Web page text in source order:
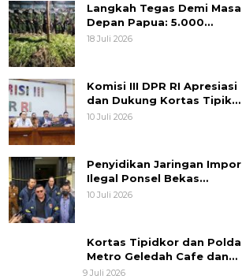
Langkah Tegas Demi Masa
Depan Papua: 5.000
Batang Ganja Berhasil
18 Juli 2026
Komisi III DPR RI Apresiasi
dan Dukung Kortas Tipikor
Polri Usut Dugaan Korupsi
10 Juli 2026
Penyidikan Jaringan Impor
Ilegal Ponsel Bekas
Rampung, Tiga Tersangka
10 Juli 2026
Kortas Tipidkor dan Polda
Metro Geledah Cafe dan
Money Changer
9 Juli 2026